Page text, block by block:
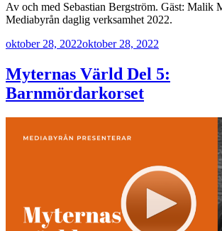
Av och med Sebastian Bergström. Gäst: Malik
Mediabyrån daglig verksamhet 2022.
Publicerat
oktober 28, 2022oktober 28, 2022
Myternas Värld Del 5:
Barnmördarkorset